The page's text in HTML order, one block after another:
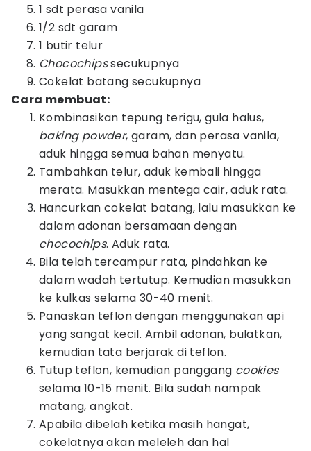
1 sdt perasa vanila
1/2 sdt garam
1 butir telur
Chocochipssecukupnya
Cokelat batang secukupnya
Cara membuat:
Kombinasikan tepung terigu, gula halus,
baking powder, garam, dan perasa vanila,
aduk hingga semua bahan menyatu.
Tambahkan telur, aduk kembali hingga
merata. Masukkan mentega cair, aduk rata.
Hancurkan cokelat batang, lalu masukkan ke
dalam adonan bersamaan dengan
chocochips. Aduk rata.
Bila telah tercampur rata, pindahkan ke
dalam wadah tertutup. Kemudian masukkan
ke kulkas selama 30-40 menit.
Panaskan teflon dengan menggunakan api
yang sangat kecil. Ambil adonan, bulatkan,
kemudian tata berjarak di teflon.
Tutup teflon, kemudian panggang cookies
selama 10-15 menit. Bila sudah nampak
matang, angkat.
Apabila dibelah ketika masih hangat,
cokelatnya akan meleleh dan hal